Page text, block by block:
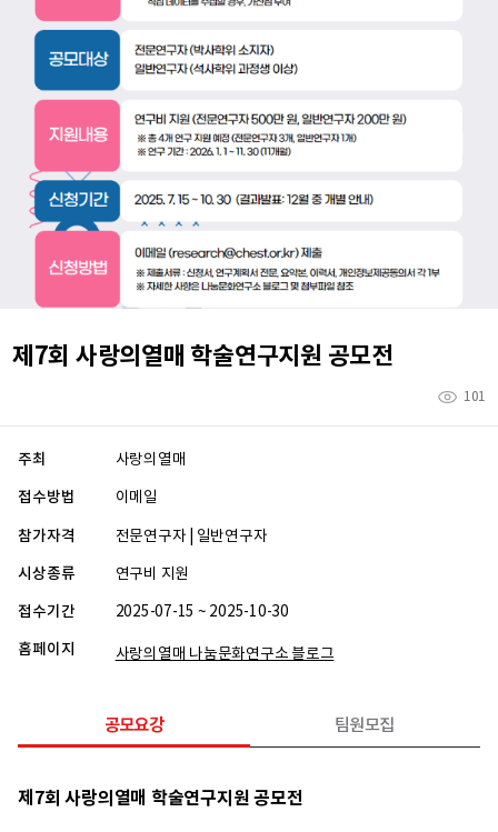
제7회 사랑의열매 학술연구지원 공모전
101
주최 사랑의열매
접수방법 이메일
참가자격 전문연구자 | 일반연구자
시상종류 연구비 지원
접수기간 2025-07-15 ~ 2025-10-30
홈페이지 사랑의열매 나눔문화연구소 블로그
공모요강 팀원모집
제7회 사랑의열매 학술연구지원 공모전